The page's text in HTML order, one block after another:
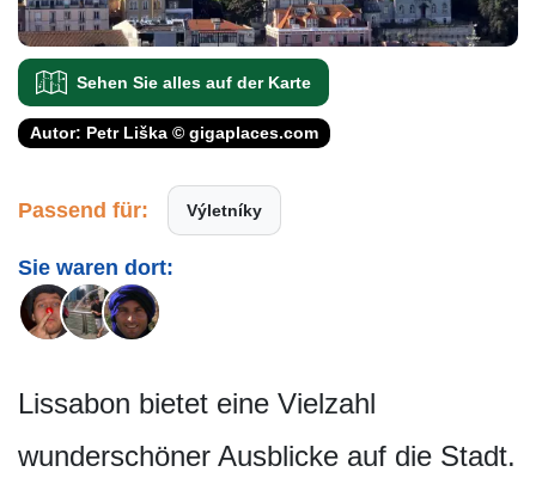
Sehen Sie alles auf der Karte
Autor: Petr Liška © gigaplaces.com
Passend für: Výletníky
Sie waren dort:
Lissabon bietet eine Vielzahl
wunderschöner Ausblicke auf die Stadt.